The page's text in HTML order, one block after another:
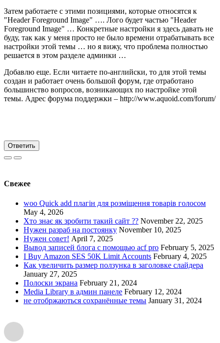
Затем работаете с этими позициями, которые относятся к
"Header Foreground Image" …. Лого будет частью "Header
Foreground Image" … Конкретные настройки я здесь давать не
буду, так как у меня просто не было времени отрабатывать все
настройки этой темы … но я вижу, что проблема полностью
решается в этом разделе админки …
Добавлю еще. Если читаете по-английски, то для этой темы
создан и работает очень большой форум, где отработано
большинство вопросов, возникающих по настройке этой
темы. Адрес форума поддержки – http://www.aquoid.com/forum/
Ответить
Свежее
woo Quick add плагін для розміщення товарів голосом
May 4, 2026
Хто знає як зробити такий сайт ?? November 22, 2025
Нужен разраб на постоянку November 10, 2025
Нужен совет! April 7, 2025
Вывод записей блога с помощью acf pro February 5, 2025
I Buy Amazon SES 50K Limit Accounts February 4, 2025
Как увеличить размер ползунка в заголовке слайдера
January 27, 2025
Полоски экрана February 21, 2024
Media Library в админ панеле February 12, 2024
не отобржаються сохранённые темы January 31, 2024